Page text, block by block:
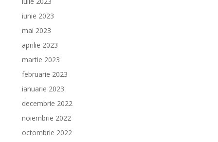
iunie 2023
mai 2023
aprilie 2023
martie 2023
februarie 2023
ianuarie 2023
decembrie 2022
noiembrie 2022
octombrie 2022